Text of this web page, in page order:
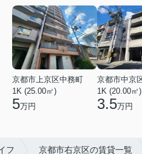
京都市上京区中務町
1K (25.00㎡)
5万円
1K (20.00㎡)
3.5万円
フ 京都市右京区の賃貸一覧